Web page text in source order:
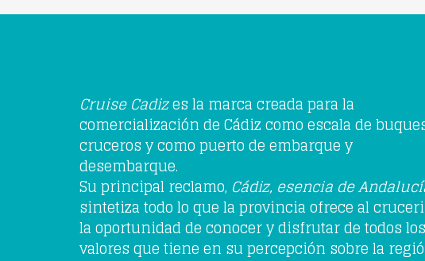
Cruise Cadizes la marca creada para la
comercialización de Cádiz como escala de
cruceros y como puerto de embarque y
desembarque.
Su principal reclamo, Cádiz, esencia de
sintetiza todo lo que la provincia ofrece al
la oportunidad de conocer y disfrutar de todos los
valores que tiene en su percepción sobre la